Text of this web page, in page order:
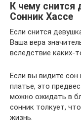
К чему снится
Сонник Хассе
Если снится
Ваша вера
вследствие каких-
Если вы видите
платье, это
можно ожидать в
сонник толкует,
жизнь.